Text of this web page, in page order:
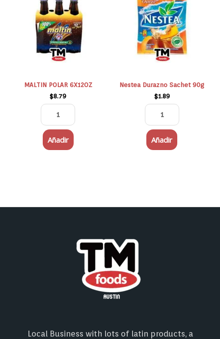
MALTIN POLAR 6X12OZ
$8.79
6X12OZ
cantidad
Añadir
Nestea Durazno Sachet 90g
$1.89
Sachet
90g
cantidad
Añadir
Local Business with lots of latin products, a